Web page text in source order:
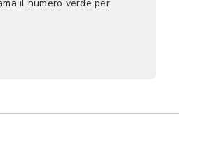
il numero verde per